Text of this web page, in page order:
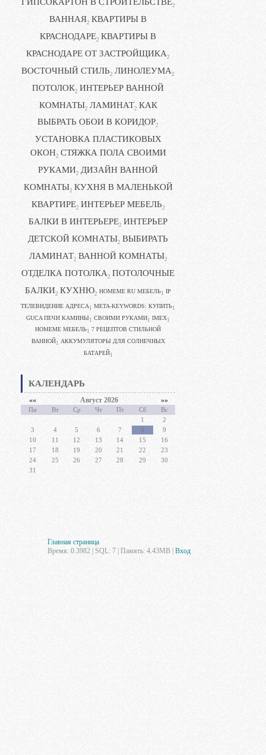
2
ВАННАЯ2 КВАРТИРЫ В
КРАСНОДАРЕ2 КВАРТИРЫ В
КРАСНОДАРЕ ОТ ЗАСТРОЙЩИКА2
ВОСТОЧНЫЙ СТИЛЬ2 ЛИНОЛЕУМА2
ПОТОЛОК2 ИНТЕРЬЕР ВАННОЙ
КОМНАТЫ2 ЛАМИНАТ2 КАК
ВЫБРАТЬ ОБОИ В КОРИДОР2
УСТАНОВКА ПЛАСТИКОВЫХ
ОКОН2 СТЯЖКА ПОЛА СВОИМИ
РУКАМИ2 ДИЗАЙН ВАННОЙ
КОМНАТЫ2 КУХНЯ В МАЛЕНЬКОЙ
КВАРТИРЕ2 ИНТЕРЬЕР МЕБЕЛЬ2
БАЛКИ В ИНТЕРЬЕРЕ2 ИНТЕРЬЕР
ДЕТСКОЙ КОМНАТЫ2 ВЫБИРАТЬ
ЛАМИНАТ2 ВАННОЙ КОМНАТЫ2
ОТДЕЛКА ПОТОЛКА2 ПОТОЛОЧНЫЕ
БАЛКИ2 КУХНЮ2 HOMEME RU МЕБЕЛЬ1 IP
ТЕЛЕВИДЕНИЕ АДРЕСА 1 META-KEYWORDS: КУПИТЬ1
GUCA ПЕЧИ КАМИНЫ1 CВОИМИ РУКАМИ1 IMEX1
HOMEME МЕБЕЛЬ1 7 РЕЦЕПТОВ СТИЛЬНОЙ
ВАННОЙ1 АККУМУЛЯТОРЫ ДЛЯ СОЛНЕЧНЫХ
БАТАРЕЙ1
КАЛЕНДАРЬ
«« Август 2026 »»
Пн Вт Ср Чт Пт Сб
Вс
1
2
3
4 5 6 7 8
9
10
11 12 13 14 15
16
17
18 19 20 21 22
23
24
25 26 27 28 29
30
31
Главная страница
Время: 0.3982 | SQL: 7 | Память: 4.43MB Вход